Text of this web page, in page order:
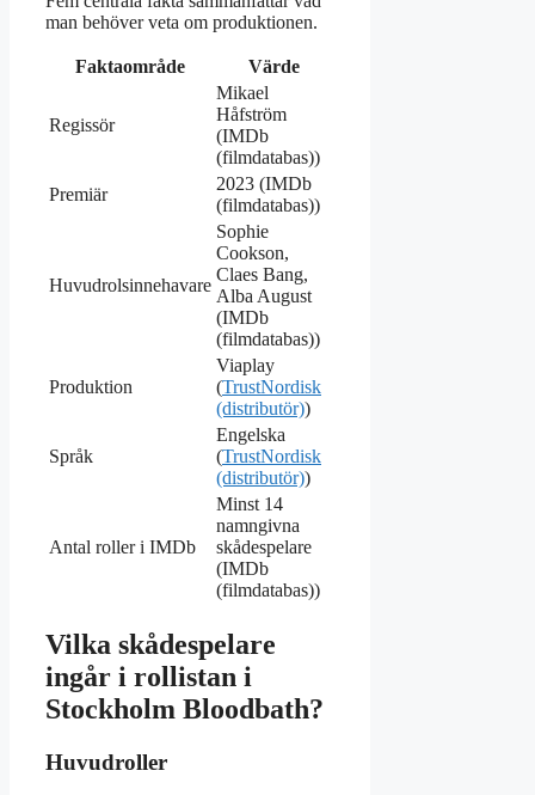
man behöver veta om produktionen.
Faktaområde Värde
Regissör
Mikael
Håfström
(IMDb
(filmdatabas))
Premiär
2023 (IMDb
(filmdatabas))
Huvudrolsinnehavare
Sophie
Cookson,
Claes Bang,
Alba August
(IMDb
(filmdatabas))
Produktion
Viaplay
(TrustNordisk
(distributör))
Språk
Engelska
(TrustNordisk
(distributör))
Antal roller i IMDb
Minst 14
namngivna
skådespelare
(IMDb
(filmdatabas))
Vilka skådespelare
ingår i rollistan i
Stockholm Bloodbath?
Huvudroller